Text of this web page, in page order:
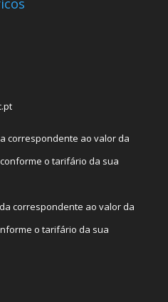
correspondente ao valor da
o tarifário da sua
correspondente ao valor da
o tarifário da sua